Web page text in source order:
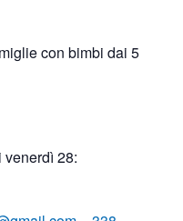
con bimbi dai 5
venerdì 28: